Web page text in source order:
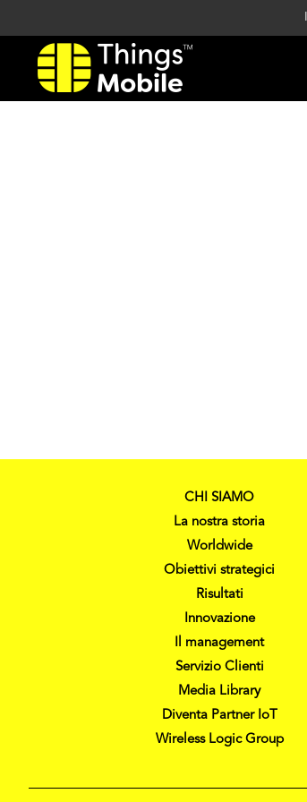
CHI SIAMO
La nostra storia
Worldwide
Obiettivi strategici
Risultati
Innovazione
Il management
Servizio Clienti
Media Library
Diventa Partner IoT
Wireless Logic Group